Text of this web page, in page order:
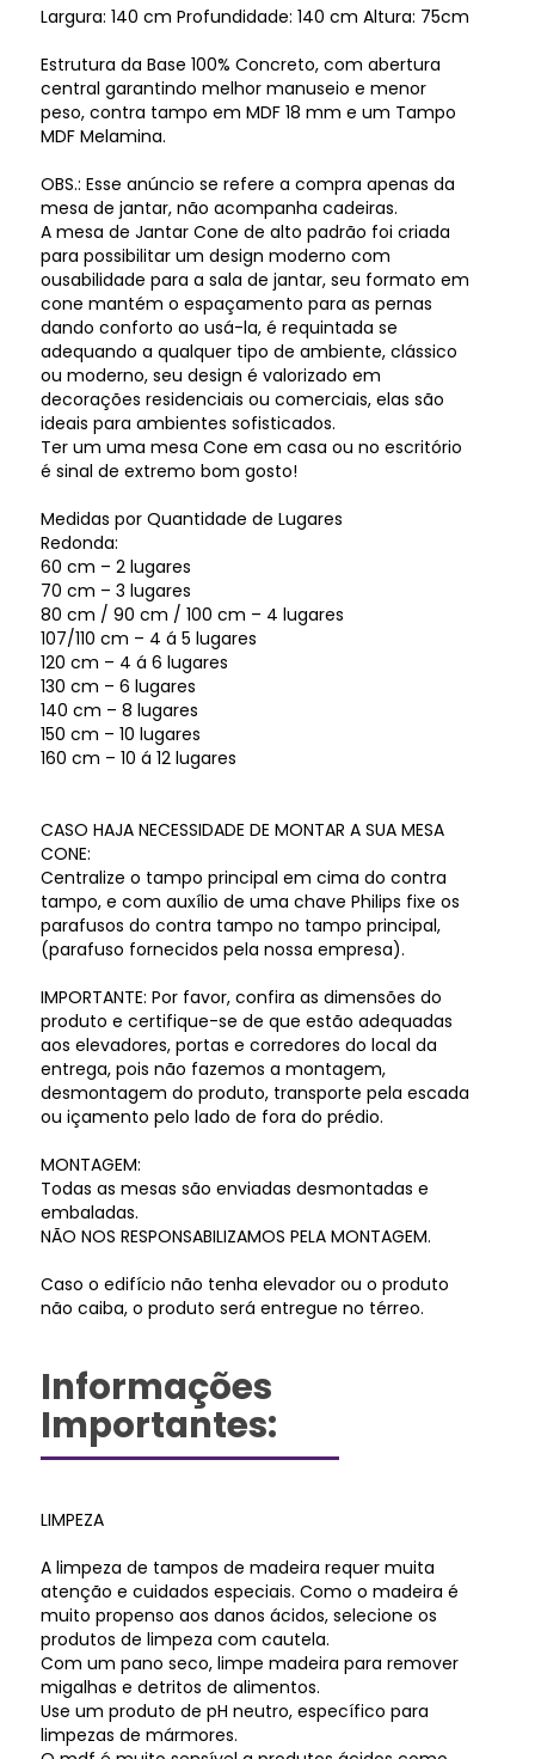
Largura: 140 cm Profundidade: 140 cm Altura: 75cm
Estrutura da Base 100% Concreto, com abertura
central garantindo melhor manuseio e menor
peso, contra tampo em MDF 18 mm e um Tampo
MDF Melamina.
OBS.: Esse anúncio se refere a compra apenas da
mesa de jantar, não acompanha cadeiras.
A mesa de Jantar Cone de alto padrão foi criada
para possibilitar um design moderno com
ousabilidade para a sala de jantar, seu formato em
cone mantém o espaçamento para as pernas
dando conforto ao usá-la, é requintada se
adequando a qualquer tipo de ambiente, clássico
ou moderno, seu design é valorizado em
decorações residenciais ou comerciais, elas são
ideais para ambientes sofisticados.
Ter um uma mesa Cone em casa ou no escritório
é sinal de extremo bom gosto!
Medidas por Quantidade de Lugares
Redonda:
60 cm – 2 lugares
70 cm – 3 lugares
80 cm / 90 cm / 100 cm – 4 lugares
107/110 cm – 4 á 5 lugares
120 cm – 4 á 6 lugares
130 cm – 6 lugares
140 cm – 8 lugares
150 cm – 10 lugares
160 cm – 10 á 12 lugares
CASO HAJA NECESSIDADE DE MONTAR A SUA MESA
CONE:
Centralize o tampo principal em cima do contra
tampo, e com auxílio de uma chave Philips fixe os
parafusos do contra tampo no tampo principal,
(parafuso fornecidos pela nossa empresa).
IMPORTANTE: Por favor, confira as dimensões do
produto e certifique-se de que estão adequadas
aos elevadores, portas e corredores do local da
entrega, pois não fazemos a montagem,
desmontagem do produto, transporte pela escada
ou içamento pelo lado de fora do prédio.
MONTAGEM:
Todas as mesas são enviadas desmontadas e
embaladas.
NÃO NOS RESPONSABILIZAMOS PELA MONTAGEM.
Caso o edifício não tenha elevador ou o produto
não caiba, o produto será entregue no térreo.
Informações
Importantes:
LIMPEZA
A limpeza de tampos de madeira requer muita
atenção e cuidados especiais. Como o madeira é
muito propenso aos danos ácidos, selecione os
produtos de limpeza com cautela.
Com um pano seco, limpe madeira para remover
migalhas e detritos de alimentos.
Use um produto de pH neutro, específico para
limpezas de mármores.